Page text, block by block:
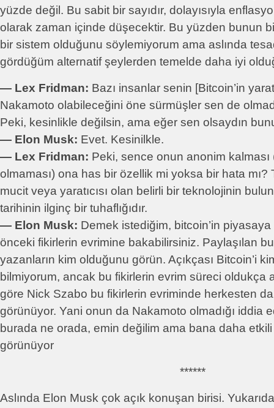
yüzde değil. Bu sabit bir sayıdır, dolayısıyla
olarak zaman içinde düşecektir. Bu yüzden bunun
bir sistem olduğunu söylemiyorum ama aslında
gördüğüm alternatif şeylerden temelde daha iyi
― Lex Fridman: Bazı insanlar senin [Bitcoin’in
Nakamoto olabileceğini öne sürmüşler sen de
Peki, kesinlikle değilsin, ama eğer sen olsaydın
― Elon Musk: Evet. Kesinilkle.
― Lex Fridman: Peki, sence onun anonim kalması
olmaması) ona has bir özellik mi yoksa bir hata mı?
mucit veya yaratıcısı olan belirli bir teknolojinin
tarihinin ilginç bir tuhaflığıdır.
― Elon Musk: Demek istediğim, bitcoin’in
önceki fikirlerin evrimine bakabilirsiniz. Paylaşılan
yazanların kim olduğunu görün. Açıkçası Bitcoin’i
bilmiyorum, ancak bu fikirlerin evrim süreci oldukça
göre Nick Szabo bu fikirlerin evriminde herkesten
görünüyor. Yani onun da Nakamoto olmadığı iddia
burada ne orada, emin değilim ama bana daha
görünüyor
******
Aslında Elon Musk çok açık konuşan birisi.